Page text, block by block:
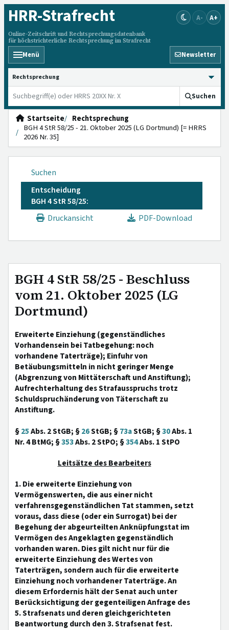
HRR-Strafrecht
Online-Zeitschrift und Rechtsprechungsdatenbank
für höchstrichterliche Rechtsprechung im Strafrecht
A- A+
Menü Newsletter
HRRS durchsuchen
Suchen
Startseite
Rechtsprechung
BGH 4 StR 58/25 - 21. Oktober 2025 (LG Dortmund) [= HRRS
2026 Nr. 35]
Suchen
Entscheidung
BGH 4 StR 58/25:
Druckansicht
PDF-Download
BGH 4 StR 58/25 - Beschluss
vom 21. Oktober 2025 (LG
Dortmund)
Erweiterte Einziehung (gegenständliches
Vorhandensein bei Tatbegehung: noch
vorhandene Taterträge); Einfuhr von
Betäubungsmitteln in nicht geringer Menge
(Abgrenzung von Mittäterschaft und Anstiftung);
Aufrechterhaltung des Strafausspruchs trotz
Schuldspruchänderung von Täterschaft zu
Anstiftung.
§25Abs. 2 StGB; §26StGB; §73aStGB; §30Abs. 1
Nr. 4 BtMG; §353Abs. 2 StPO; §354Abs. 1 StPO
Leitsätze des Bearbeiters
1. Die erweiterte Einziehung von
Vermögenswerten, die aus einer nicht
verfahrensgegenständlichen Tat stammen, setzt
voraus, dass diese (oder ein Surrogat) bei der
Begehung der abgeurteilten Anknüpfungstat im
Vermögen des Angeklagten gegenständlich
vorhanden waren. Dies gilt nicht nur für die
erweiterte Einziehung des Wertes von
Taterträgen, sondern auch für die erweiterte
Einziehung noch vorhandener Taterträge. An
diesem Erfordernis hält der Senat auch unter
Berücksichtigung der gegenteiligen Anfrage des
5. Strafsenats und deren gleichgerichteten
Beantwortung durch den 3. Strafsenat fest.